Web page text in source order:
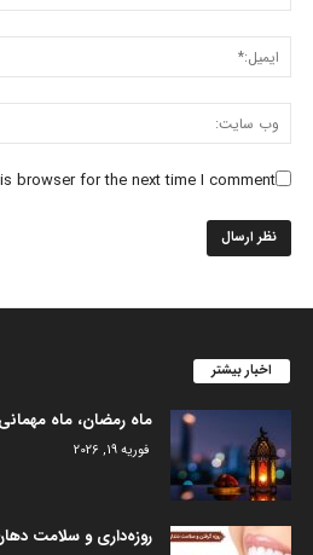
browser for the next time I comment.
اخبار بیشتر
ماه رمضان، ماه
فوریه 19, 2026
روزه‌داری و سلامت